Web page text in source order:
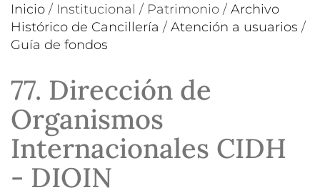
Inicio / Institucional / Patrimonio / Archivo
Histórico de Cancillería / Atención a usuarios /
Guía de fondos
77. Dirección de
Organismos
Internacionales CIDH
- DIOIN